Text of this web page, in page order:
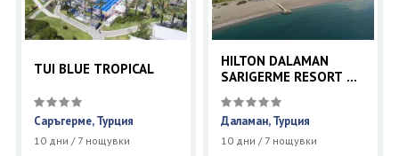
TUI BLUE TROPICAL
Саръгерме, Турция
10 дни / 7 нощувки
HILTON DALAMAN
SARIGERME RESORT &
Даламан, Турция
10 дни / 7 нощувки